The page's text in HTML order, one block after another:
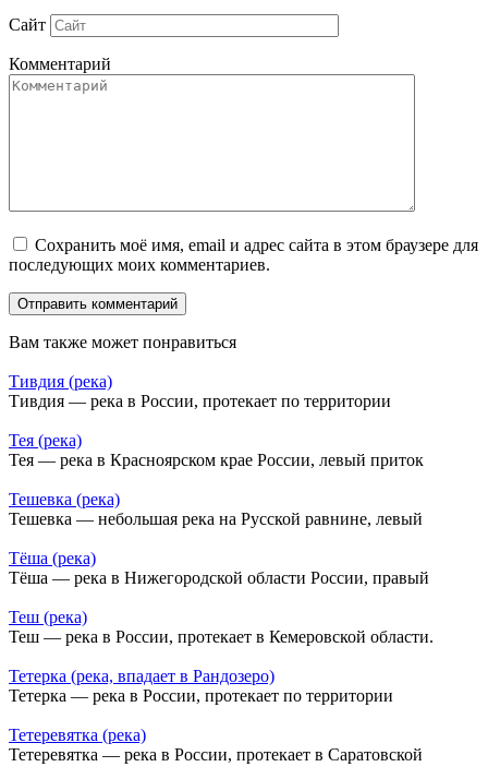
Сайт
Комментарий
Сохранить моё имя, email и адрес сайта в этом браузере для
последующих моих комментариев.
Вам также может понравиться
Тивдия (река)
Тивдия — река в России, протекает по территории
Тея (река)
Тея — река в Красноярском крае России, левый приток
Тешевка (река)
Тешевка — небольшая река на Русской равнине, левый
Тёша (река)
Тёша — река в Нижегородской области России, правый
Теш (река)
Теш — река в России, протекает в Кемеровской области.
Тетерка (река, впадает в Рандозеро)
Тетерка — река в России, протекает по территории
Тетеревятка (река)
Тетеревятка — река в России, протекает в Саратовской